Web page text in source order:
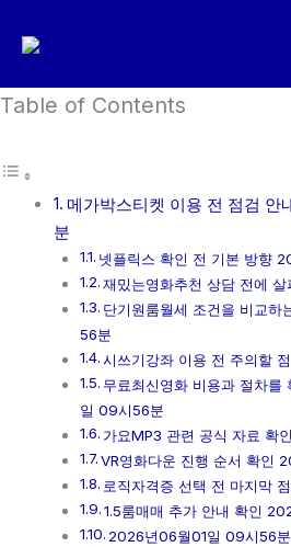
로
너
Table of Contents
메가박스티켓 이용 전 점검 안
분
넷플릭스 확인 전 기본 방향
재밌는영화추천 상담 전에 살
단기원룸월세 조건을 비교
56분
시쓰기강좌 이용 전 주의할 점
무료최신영화 비용과 절차
일 09시56분
가요MP3 관련 공식 자료 확인
VR영화다운 진행 순서 확인
로직자격증 선택 전 마지막
1.5룸매매 추가 안내 확인
2026년06월01일 09시56